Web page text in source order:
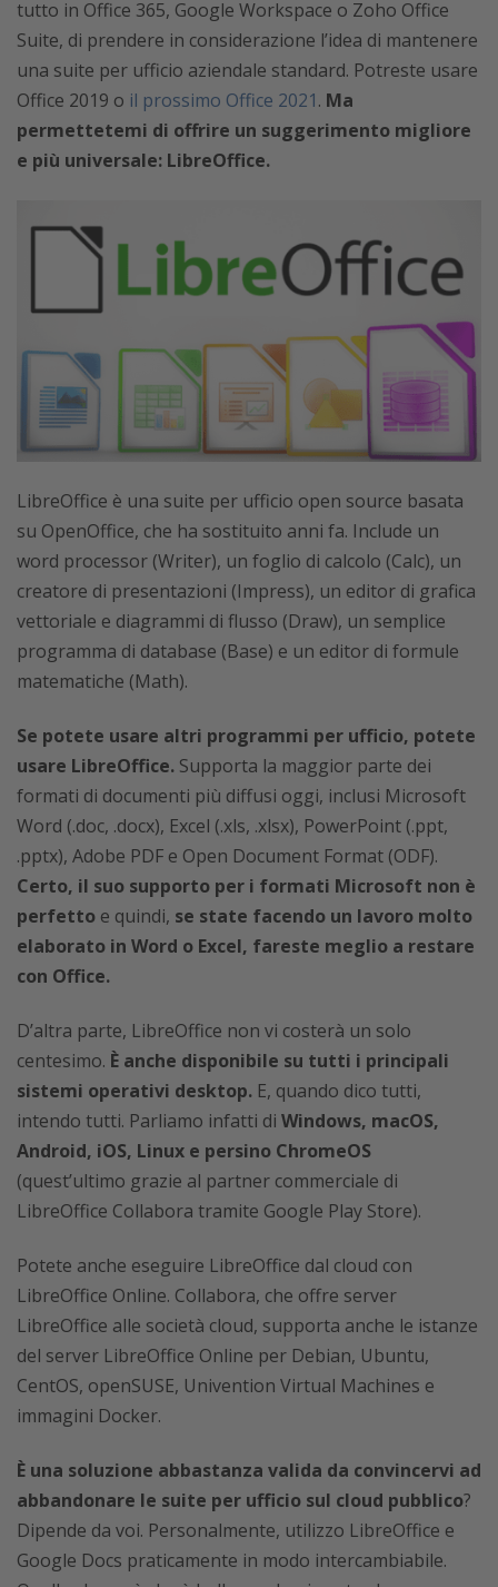
tutto in Office 365, Google Workspace o Zoho Office
Suite, di prendere in considerazione l’idea di mantenere
una suite per ufficio aziendale standard. Potreste usare
Office 2019 o il prossimo Office 2021. Ma
permettetemi di offrire un suggerimento migliore
e più universale: LibreOffice.
LibreOffice è una suite per ufficio open source basata
su OpenOffice, che ha sostituito anni fa. Include un
word processor (Writer), un foglio di calcolo (Calc), un
creatore di presentazioni (Impress), un editor di grafica
vettoriale e diagrammi di flusso (Draw), un semplice
programma di database (Base) e un editor di formule
matematiche (Math).
Se potete usare altri programmi per ufficio, potete
usare LibreOffice. Supporta la maggior parte dei
formati di documenti più diffusi oggi, inclusi Microsoft
Word (.doc, .docx), Excel (.xls, .xlsx), PowerPoint (.ppt,
.pptx), Adobe PDF e Open Document Format (ODF).
Certo, il suo supporto per i formati Microsoft non è
perfetto e quindi, se state facendo un lavoro molto
elaborato in Word o Excel, fareste meglio a restare
con Office.
D’altra parte, LibreOffice non vi costerà un solo
centesimo. È anche disponibile su tutti i principali
sistemi operativi desktop. E, quando dico tutti,
intendo tutti. Parliamo infatti di Windows, macOS,
Android, iOS, Linux e persino ChromeOS
(quest’ultimo grazie al partner commerciale di
LibreOffice Collabora tramite Google Play Store).
Potete anche eseguire LibreOffice dal cloud con
LibreOffice Online. Collabora, che offre server
LibreOffice alle società cloud, supporta anche le istanze
del server LibreOffice Online per Debian, Ubuntu,
CentOS, openSUSE, Univention Virtual Machines e
immagini Docker.
È una soluzione abbastanza valida da convincervi ad
abbandonare le suite per ufficio sul cloud pubblico?
Dipende da voi. Personalmente, utilizzo LibreOffice e
Google Docs praticamente in modo intercambiabile.